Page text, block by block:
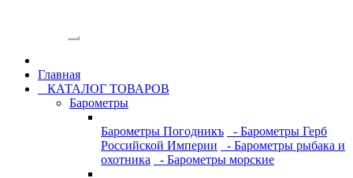
Главная
КАТАЛОГ ТОВАРОВ
Барометры
Барометры Погодникъ
- Барометры Герб
Российской Империи
- Барометры рыбака и
охотника
- Барометры морские